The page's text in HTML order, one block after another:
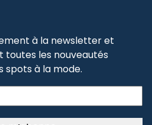
à la newsletter et
toutes les nouveautés
spots à la mode.